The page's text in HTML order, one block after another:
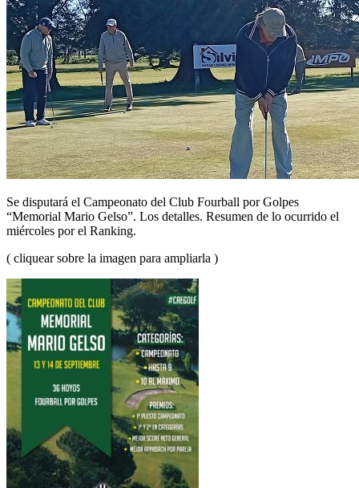
Se disputará el Campeonato del Club Fourball por Golpes
“Memorial Mario Gelso”. Los detalles. Resumen de lo ocurrido el
miércoles por el Ranking.
( cliquear sobre la imagen para ampliarla )